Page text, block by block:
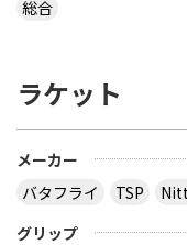
総合
ラケット
メーカー
バタフライ
TSP
グリップ